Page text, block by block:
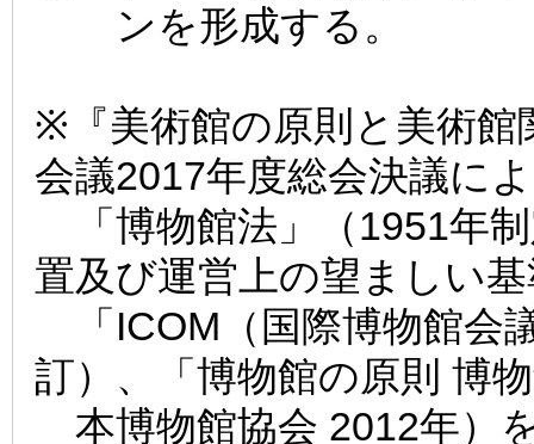
ンを形成する。
※『美術館の原則と美術館
会議2017年度総会決議に
「博物館法」（1951年
置及び運営上の望ましい
「ICOM（国際博物館会
訂）、「博物館の原則 博
本博物館協会 2012年）